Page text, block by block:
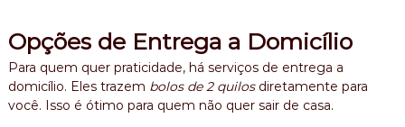
Opções de Entrega a Domicílio
Para quem quer praticidade, há serviços de entrega a
domicílio. Eles trazem bolos de 2 quilosdiretamente para
você. Isso é ótimo para quem não quer sair de casa.